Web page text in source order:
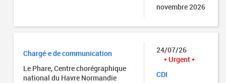
novembre 2026
Chargé·e de communication
Le Phare, Centre chorégraphique
national du Havre Normandie
24/07/26
Urgent
CDI